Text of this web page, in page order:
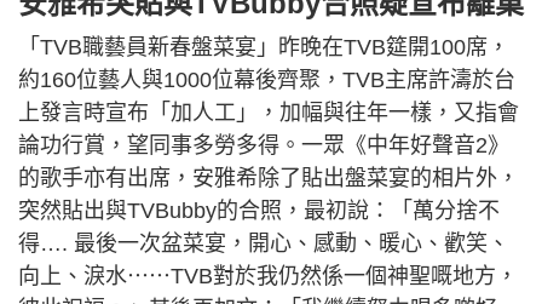
「TVB職藝員新春盤菜宴」昨晚在TVB筵開100席，
約160位藝人與1000位幕後齊聚，TVB主席許濤於台
上發言時宣布「加人工」，加幅與往年一樣，又指會
論功行賞，望同事多勞多得。一眾《中年好聲音2》
的歌手亦有出席，安雅希除了貼出盤菜宴的相片外，
突然貼出與TVBubby的合照，最初說：「萬分捨不
得…. 最後一次盆菜宴，開心、感動、暖心、歡笑、
向上、淚水⋯⋯TVB對於我仍然係一個神聖嘅地方，